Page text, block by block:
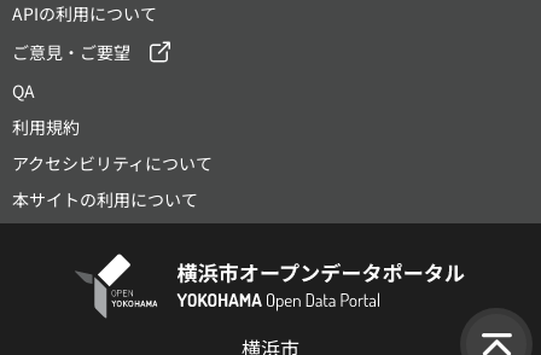
APIの利用について
ご意見・ご要望
QA
利用規約
アクセシビリティについて
本サイトの利用について
横浜市